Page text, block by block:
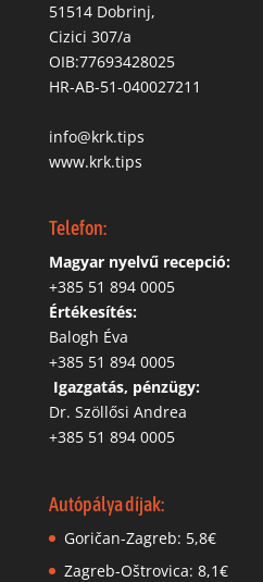
51514 Dobrinj,
Cizici 307/a
OIB:77693428025
HR-AB-51-040027211
info@krk.tips
www.krk.tips
Telefon:
Magyar nyelvű recepció:
‭+385 51 894 0005
Értékesítés:
Balogh Éva
+385 51 894 0005
Igazgatás, pénzügy:
Dr. Szöllősi Andrea
+385 51 894 0005
Autópálya díjak:
Goričan-Zagreb: 5,8€
Zagreb-Oštrovica: 8,1€